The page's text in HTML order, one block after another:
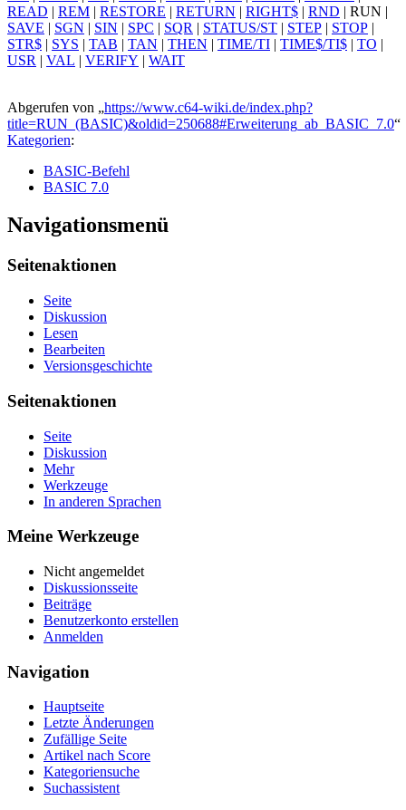
READ | REM | RESTORE | RETURN | RIGHT$ | RND | RUN |
SAVE | SGN | SIN | SPC | SQR | STATUS/ST | STEP | STOP |
STR$ | SYS | TAB | TAN | THEN | TIME/TI | TIME$/TI$ | TO |
USR | VAL | VERIFY | WAIT
Abgerufen von „https://www.c64-wiki.de/index.php?
title=RUN_(BASIC)&oldid=250688#Erweiterung_ab_BASIC_7.0“
Kategorien:
BASIC-Befehl
BASIC 7.0
Navigationsmenü
Seitenaktionen
Seite
Diskussion
Lesen
Bearbeiten
Versionsgeschichte
Seitenaktionen
Seite
Diskussion
Mehr
Werkzeuge
In anderen Sprachen
Meine Werkzeuge
Nicht angemeldet
Diskussionsseite
Beiträge
Benutzerkonto erstellen
Anmelden
Navigation
Hauptseite
Letzte Änderungen
Zufällige Seite
Artikel nach Score
Kategoriensuche
Suchassistent